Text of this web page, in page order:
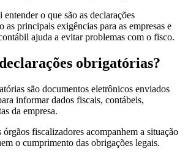
o que são as declarações
as principais exigências para as empresas e
ajuda a evitar problemas com o fisco.
obrigatórias?
são documentos eletrônicos enviados
informar dados fiscais, contábeis,
da empresa.
fiscalizadores acompanhem a situação
o cumprimento das obrigações legais.